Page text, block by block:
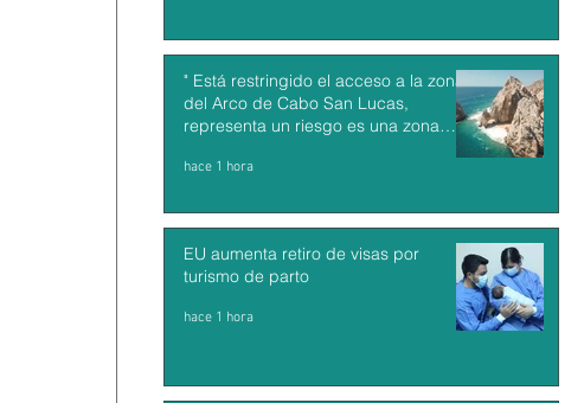
" Está restringido el acceso a la zona
del Arco de Cabo San Lucas,
representa un riesgo es una zona
hace 1 hora
EU aumenta retiro de visas por
turismo de parto
hace 1 hora